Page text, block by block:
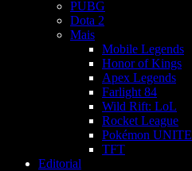
PUBG
Dota 2
Mais
Mobile Legends
Honor of Kings
Apex Legends
Farlight 84
Wild Rift: LoL
Rocket League
Pokémon UNITE
TFT
Editorial